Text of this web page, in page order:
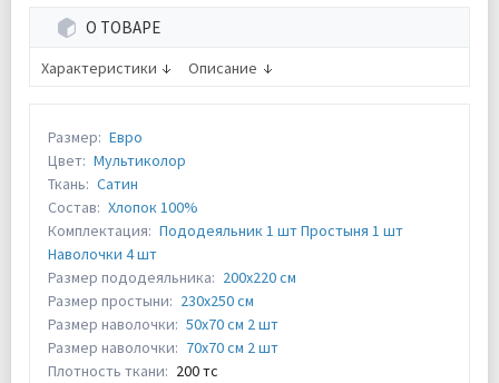
О ТОВАРЕ
Характеристики Описание
Размер: Евро
Цвет: Мультиколор
Ткань: Сатин
Состав: Хлопок 100%
Комплектация: Пододеяльник 1 шт Простыня 1 шт
Наволочки 4 шт
Размер пододеяльника: 200х220 см
Размер простыни: 230х250 см
Размер наволочки: 50х70 см 2 шт
Размер наволочки: 70х70 см 2 шт
Плотность ткани: 200 тс